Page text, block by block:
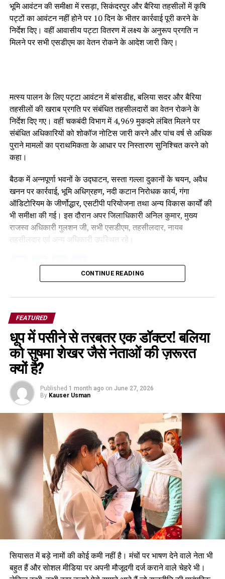
भूमि आवंटन की समीक्षा में रसड़ा, सिकंदरपुर और बैरिया तहसीलों में कृषि
पट्टों का आवंटन नहीं होने पर 10 दिन के भीतर कार्रवाई पूरी करने के
निर्देश दिए। वहीं आवासीय पट्टा वितरण में लक्ष्य के अनुरूप प्रगति न
मिलने पर सभी एसडीएम का वेतन रोकने के आदेश जारी किए।
मत्स्य पालन के लिए पट्टा आवंटन में बांसडीह, बलिया सदर और बैरिया
तहसीलों की खराब प्रगति पर संबंधित तहसीलदारों का वेतन रोकने के
निर्देश दिए गए। वहीं चकबंदी विभाग में 4,969 मुकदमे लंबित मिलने पर
संबंधित अधिकारियों को शोकॉज नोटिस जारी करने और पांच वर्ष से अधिक
पुराने मामलों का प्राथमिकता के आधार पर निस्तारण सुनिश्चित करने को
कहा।
बैठक में अन्नपूर्णा भवनों के उद्घाटन, सस्ता गल्ला दुकानों के चयन, अवैध
खनन पर कार्रवाई, भूमि अधिग्रहण, नदी कटान निरोधक कार्य, गंगा
ऑडिटोरियम के जीर्णोद्धार, एसटीपी परियोजना तथा अन्य विकास कार्यों की
भी समीक्षा की गई। इस दौरान अपर जिलाधिकारी अनिल कुमार, मुख्य
राजस्व अधिकारी गुलशन जी, सभी एसडीएम, तहसीलदार, नायब
तहसीलदार एवं अन्य अधिकारी उपस्थित रहे।
Facebook
Twitter
WhatsApp
Share
CONTINUE READING
FEATURED
धूप में पसीने से तरबतर एक डॉक्टर! बलिया
को सुषमा शेखर जैसे नेताओं की ज़रूरत
क्यों है?
Published 1 month ago on June 27, 2026
By Kauser Usman
सियासत में बड़े नामों की कोई कमी नहीं है। मंचों पर भाषण देने वाले नेता भी
बहुत हैं और सोशल मीडिया पर अपनी मौजूदगी दर्ज कराने वाले चेहरे भी।